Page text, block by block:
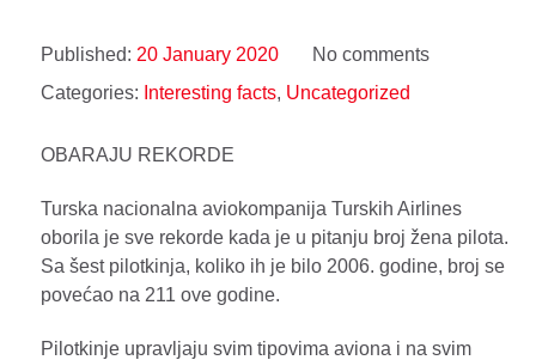
Published: 20 January 2020
No comments
Categories: Interesting facts, Uncategorized
OBARAJU REKORDE
Turska nacionalna aviokompanija Turskih Airlines
oborila je sve rekorde kada je u pitanju broj žena pilota.
Sa šest pilotkinja, koliko ih je bilo 2006. godine, broj se
povećao na 211 ove godine.
Pilotkinje upravljaju svim tipovima aviona i na svim